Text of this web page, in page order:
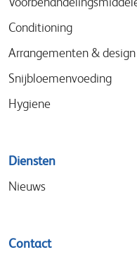
Conditioning
Arrangementen & design
Snijbloemenvoeding
Hygiene
Diensten
Nieuws
Contact